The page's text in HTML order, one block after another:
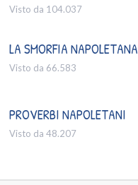
Visto da 104.037
LA SMORFIA NAPOLETANA
Visto da 66.583
PROVERBI NAPOLETANI
Visto da 48.207